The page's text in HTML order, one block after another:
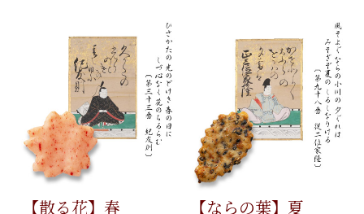
【散る花】春
【ならの葉】夏